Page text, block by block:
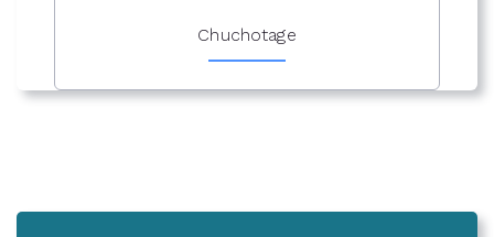
Chuchotage